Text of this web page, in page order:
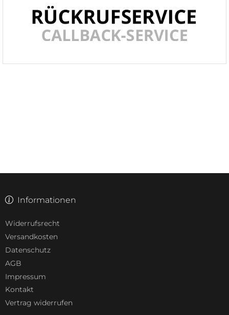
Informationen
Widerrufsrecht
Versandkosten
Datenschutz
AGB
Impressum
Kontakt
Vertrag widerrufen